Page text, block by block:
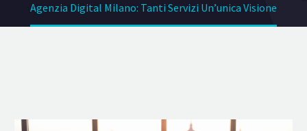
Agenzia Digital Milano: Tanti Servizi Un’unica Visione